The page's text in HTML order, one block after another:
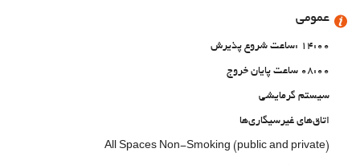
عمومی
14:00 :ساعت شروع پذیرش
08:00 ساعت پایان خروج
سیستم گرمایشی
اتاق‌های غیرسیگاری‌ها
All Spaces Non-Smoking (public and private)